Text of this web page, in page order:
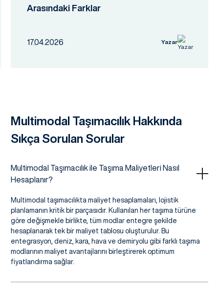
Arasındaki Farklar
17.04.2026 Yazar
Multimodal Taşımacılık Hakkında
Sıkça Sorulan Sorular
Multimodal Taşımacılık ile Taşıma Maliyetleri Nasıl
Hesaplanır?
Multimodal taşımacılıkta maliyet hesaplamaları, lojistik
planlamanın kritik bir parçasıdır. Kullanılan her taşıma türüne
göre değişmekle birlikte, tüm modlar entegre şekilde
hesaplanarak tek bir maliyet tablosu oluşturulur. Bu
entegrasyon, deniz, kara, hava ve demiryolu gibi farklı taşıma
modlarının maliyet avantajlarını birleştirerek optimum
fiyatlandırma sağlar.